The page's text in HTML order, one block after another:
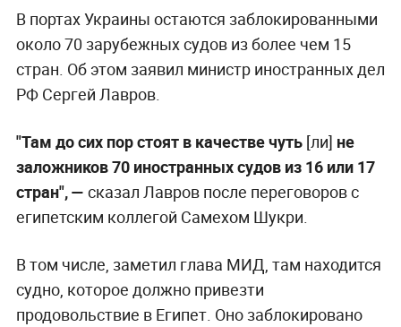
В портах Украины остаются заблокированными
около 70 зарубежных судов из более чем 15
стран. Об этом заявил министр иностранных дел
РФ Сергей Лавров.
"Там до сих пор стоят в качестве чуть [ли] не
заложников 70 иностранных судов из 16 или 17
стран", — сказал Лавров после переговоров с
египетским коллегой Самехом Шукри.
В том числе, заметил глава МИД, там находится
судно, которое должно привезти
продовольствие в Египет. Оно заблокировано